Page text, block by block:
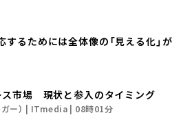
るためには全体像の「見える化」が
ス市場 現状と参入のタイミング
ー） ITmedia 08時01分